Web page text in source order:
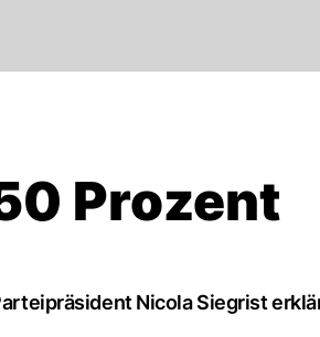
Prozent
Nicola Siegrist